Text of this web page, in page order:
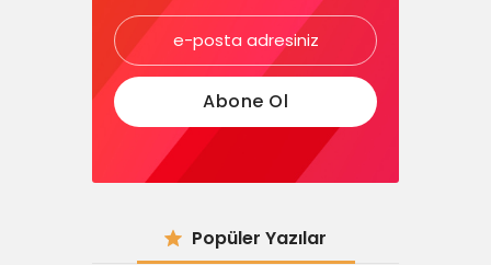
Popüler Yazılar